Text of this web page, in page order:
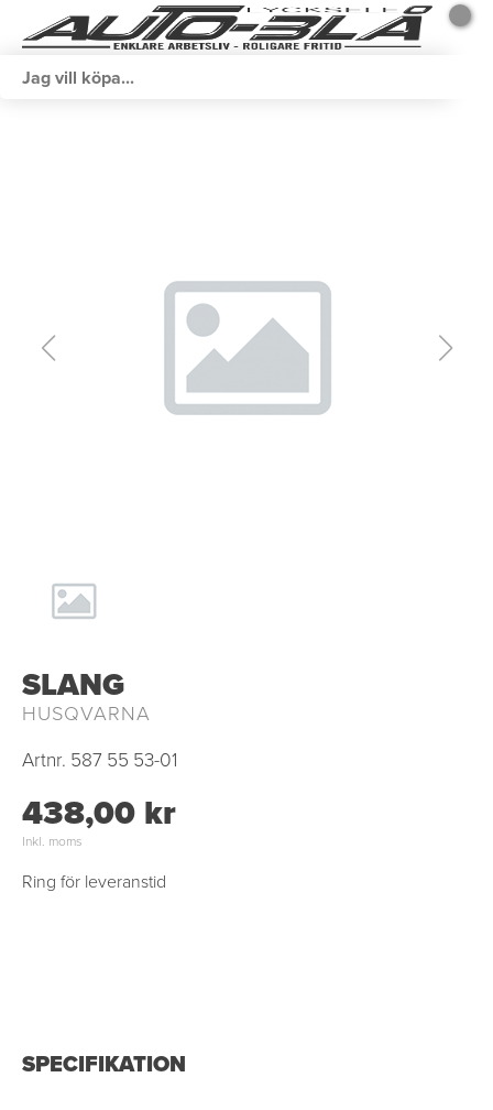
SLANG
HUSQVARNA
Artnr. 587 55 53-01
438,00 kr
Inkl. moms
Ring för leveranstid
SPECIFIKATION